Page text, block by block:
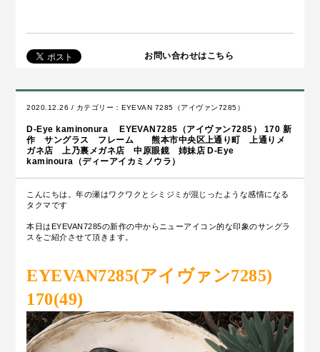
お問い合わせはこちら
2020.12.26 / カテゴリー： EYEVAN 7285（アイヴァン7285）
D-Eye kaminonura EYEVAN7285（アイヴァン7285） 170 新
作 サングラス フレーム 熊本市中央区上通り町 上通りメ
ガネ店 上乃裏メガネ店 中原眼鏡 姉妹店 D-Eye
kaminoura（ディーアイカミノウラ）
こんにちは。年の瀬はワクワクとシミジミが混じったような感情になる
タクマです
本日はEYEVAN7285の新作の中からニューアイコン的な印象のサングラ
スをご紹介させて頂きます。
EYEVAN7285(アイヴァン7285)
170(49)